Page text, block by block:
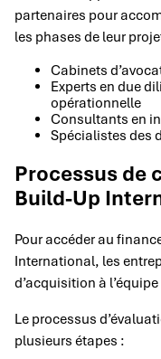
partenaires pour
les phases de leur
Cabinets
Experts en due
opérationnelle
Consultants en
Spécialistes des
Processus de
Build-Up
Pour accéder au
International, les
d’acquisition à
Le processus
plusieurs étapes :